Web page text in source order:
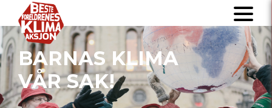
BARNAS KLIMA
VÅR SAK!